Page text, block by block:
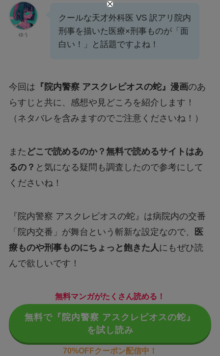
ゆう
クールな天才外科医 VS 訳アリ院内
刑事を描いた医療×刑事ものが「面
白い！」と話題ですよね！
今回は 『院内警察 アスクレピオスの蛇』漫画のあ
らすじと共に、感想や見どころを紹介します！
（ネタバレを含みますのでご注意くださいね！）
また どこで読めるのか？無料で読めるサイトはあ
るの？ と気になる疑問も調査したので参考にして
くださいね！
『院内警察 アスクレピオスの蛇』は病院内の交番
「院内交番」が舞台という斬新な設定なので、
医
療ものや刑事ものにちょっと飽きた人 にもぜひ読
んで欲しいです！
無料マンガがたくさん読める！
無料で『院内警察 アスクレピオスの蛇』
を試し読み
70%OFFクーポン配信中！